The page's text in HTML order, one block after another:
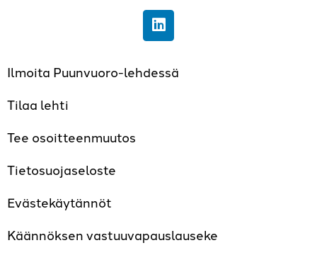
Ilmoita Puunvuoro-lehdessä
Tilaa lehti
Tee osoitteenmuutos
Tietosuojaseloste
Evästekäytännöt
Käännöksen vastuuvapauslauseke